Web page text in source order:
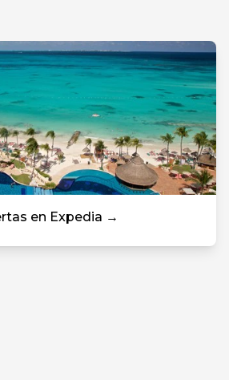
en Expedia →